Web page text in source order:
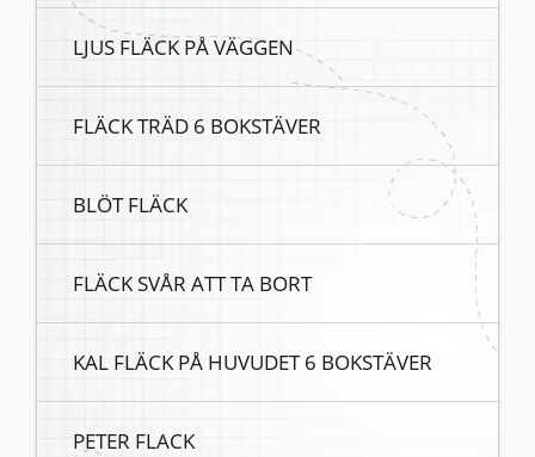
LJUS FLÄCK PÅ VÄGGEN
FLÄCK TRÄD 6 BOKSTÄVER
BLÖT FLÄCK
FLÄCK SVÅR ATT TA BORT
KAL FLÄCK PÅ HUVUDET 6 BOKSTÄVER
PETER FLACK